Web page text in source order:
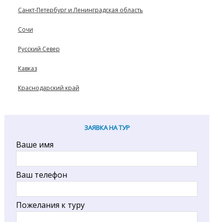
Санкт-Петербург и Ленинградская область
Сочи
Русский Север
Кавказ
Краснодарский край
ЗАЯВКА НА ТУР
Ваше имя
Ваш телефон
Пожелания к туру